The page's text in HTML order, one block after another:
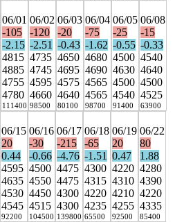
06/01
-105
-2.15
4815
4885
4755
4780
111400
06/02
-120
-2.51
4735
4745
4595
4660
98500
06/03
-20
-0.43
4650
4695
4575
4640
80100
06/04
-75
-1.62
4680
4690
4565
4565
98700
06/05
-25
-0.55
4500
4630
4500
4540
91400
06/08
-15
-0.33
4540
4640
4500
4525
63900
06/15
20
0.44
4595
4635
4530
4545
92200
06/16
-30
-0.66
4500
4550
4450
4515
104500
06/17
-215
-4.76
4475
4475
4300
4300
139800
06/18
-65
-1.51
4300
4315
4220
4235
65500
06/19
20
0.47
4220
4310
4210
4255
92500
06/22
80
1.88
4280
4390
4220
4335
85400